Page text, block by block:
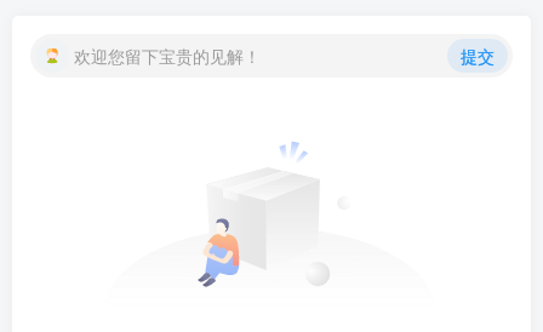
欢迎您留下宝贵的见解！ 提交